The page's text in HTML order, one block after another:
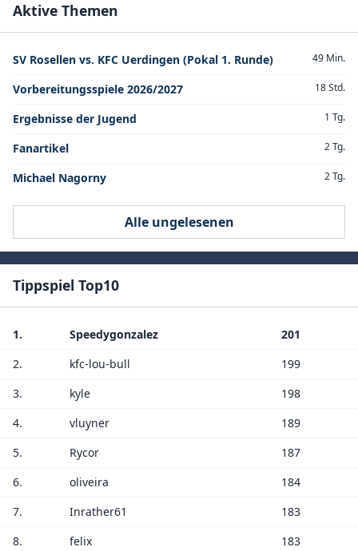
Aktive Themen
SV Rosellen vs. KFC Uerdingen (Pokal 1. Runde) 49 Min.
Vorbereitungsspiele 2026/2027 18 Std.
Ergebnisse der Jugend 1 Tg.
Fanartikel 2 Tg.
Michael Nagorny 2 Tg.
Alle ungelesenen
Tippspiel Top10
1. Speedygonzalez
201
2.
kfc-lou-bull
199
3.
kyle
198
4.
vluyner
189
5.
Rycor
187
6.
oliveira
184
7.
Inrather61
183
8.
felix
183